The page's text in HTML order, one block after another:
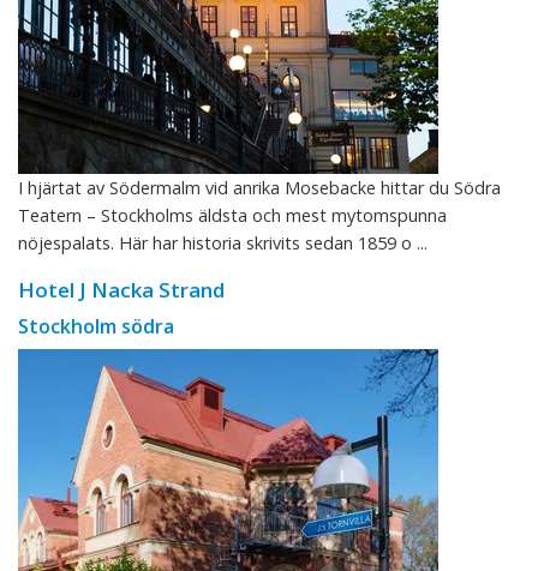
I hjärtat av Södermalm vid anrika Mosebacke hittar du Södra
Teatern – Stockholms äldsta och mest mytomspunna
nöjespalats. Här har historia skrivits sedan 1859 o ...
Hotel J Nacka Strand
Stockholm södra